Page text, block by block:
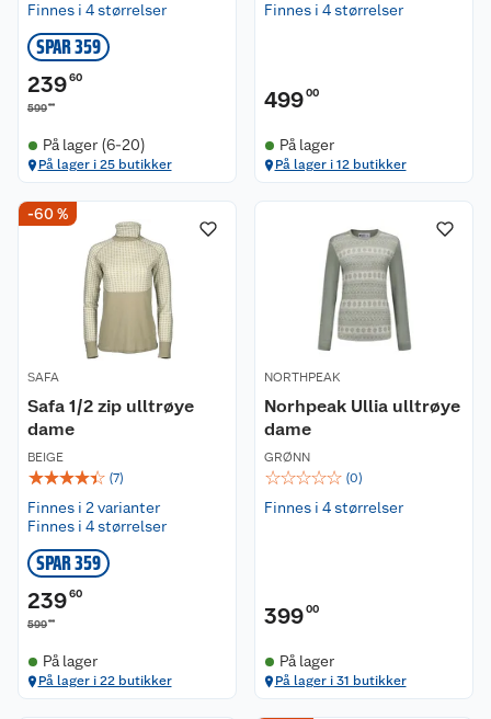
Finnes i 4 størrelser
SPAR 359
23960
59900
På lager (6-20)
På lager i 25 butikker
Finnes i 4 størrelser
49900
På lager
På lager i 12 butikker
-60 %
SAFA
Safa 1/2 zip ulltrøye
dame
BEIGE
☆☆☆☆☆ (7)
Finnes i 2 varianter
Finnes i 4 størrelser
SPAR 359
23960
59900
På lager
På lager i 22 butikker
NORTHPEAK
Norhpeak Ullia ulltrøye
dame
GRØNN
☆☆☆☆☆ (0)
Finnes i 4 størrelser
39900
På lager
På lager i 31 butikker